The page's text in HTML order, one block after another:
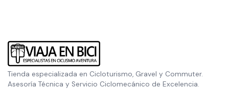
Tienda especializada en Cicloturismo, Gravel y Commuter.
Asesoría Técnica y Servicio Ciclomecánico de Excelencia.